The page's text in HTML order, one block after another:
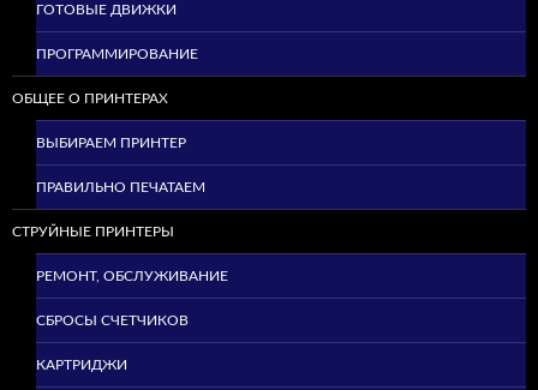
ГОТОВЫЕ ДВИЖКИ
ПРОГРАММИРОВАНИЕ
ОБЩЕЕ О ПРИНТЕРАХ
ВЫБИРАЕМ ПРИНТЕР
ПРАВИЛЬНО ПЕЧАТАЕМ
СТРУЙНЫЕ ПРИНТЕРЫ
РЕМОНТ, ОБСЛУЖИВАНИЕ
СБРОСЫ СЧЕТЧИКОВ
КАРТРИДЖИ